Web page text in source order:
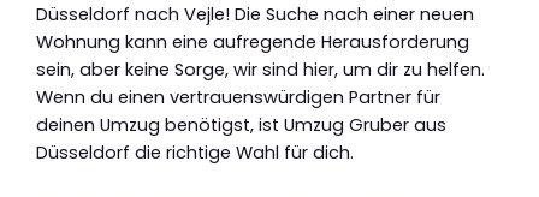
Düsseldorf nach Vejle! Die Suche nach einer neuen
Wohnung kann eine aufregende Herausforderung
sein, aber keine Sorge, wir sind hier, um dir zu helfen.
Wenn du einen vertrauenswürdigen Partner für
deinen Umzug benötigst, ist Umzug Gruber aus
Düsseldorf die richtige Wahl für dich.